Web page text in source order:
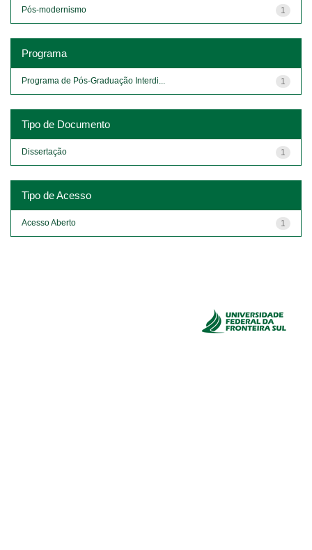
1
Pós-modernismo
Programa
1
Programa de Pós-Graduação Interdi...
Tipo de Documento
1
Dissertação
Tipo de Acesso
1
Acesso Aberto